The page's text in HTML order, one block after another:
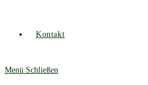
Kontakt
Menü Schließen